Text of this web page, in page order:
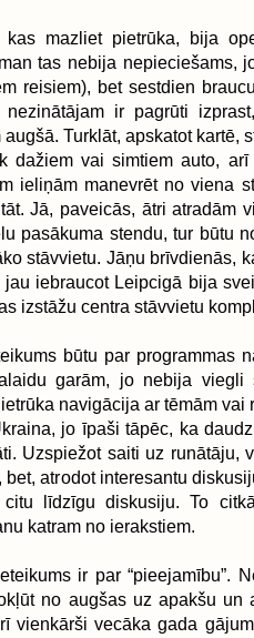
mazliet pietrūka, bija
tas nebija nepieciešams,
reisiem), bet sestdien
ir pagrūti
augšā. Turklāt, apskatot kartē,
dažiem vai simtiem auto,
ieliņām manevrēt no viena
Jā, paveicās, ātri atradām
pasākuma stendu, tur būtu
stāvvietu. Jāņu brīvdienās,
jau iebraucot Leipcigā bija
izstāžu centra stāvvietu
būtu par programmas
garām, jo nebija
navigācija ar tēmām
jo īpaši tāpēc, ka
Uzspiežot saiti uz runātāju,
bet, atrodot interesantu
līdzīgu diskusiju. To
katram no ierakstiem.
ir par “pieejamību”.
no augšas uz apakšu un
vienkārši vecāka gada